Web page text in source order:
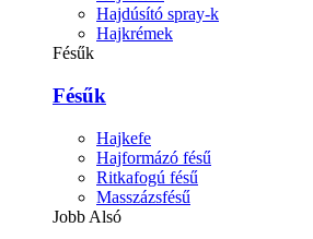
Hajdúsító spray-k
Hajkrémek
Fésűk
Fésűk
Hajkefe
Hajformázó fésű
Ritkafogú fésű
Masszázsfésű
Jobb Alsó